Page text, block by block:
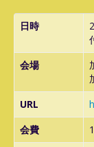
日時
会場
URL
会費